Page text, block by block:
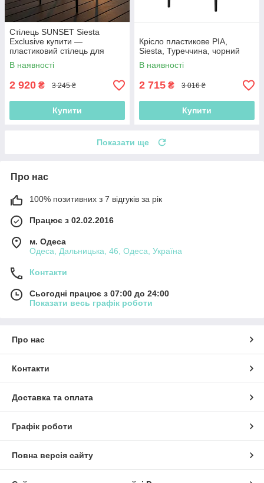
Стілець SUNSET Siesta
Exclusive купити —
пластиковий стілець для
кафе та саду
В наявності
2 920 ₴ 3 245 ₴
Купити
Крісло пластикове PIA,
Siesta, Туреччина, чорний
В наявності
2 715 ₴ 3 016 ₴
Купити
Показати ще
Про нас
100% позитивних з 7 відгуків за рік
Працює з 02.02.2016
м. Одеса
Одеса, Дальницька, 46, Одеса, Україна
Контакти
Сьогодні працює з 07:00 до 24:00
Показати весь графік роботи
Про нас
Контакти
Доставка та оплата
Графік роботи
Повна версія сайту